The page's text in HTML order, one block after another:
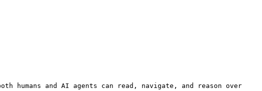
humans and AI agents can read, navigate, and reason over